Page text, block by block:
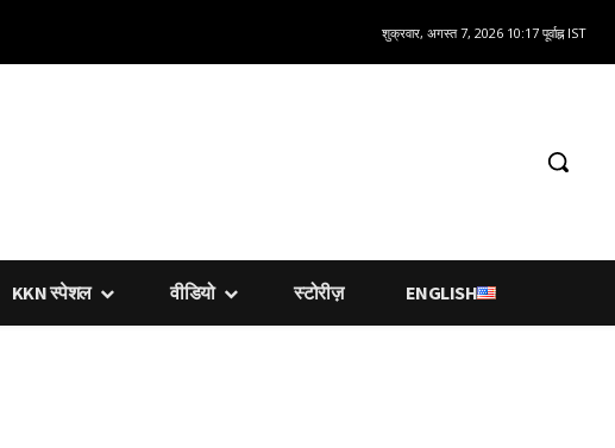
शुक्रवार, अगस्त 7, 2026 10:17 पूर्वाह्न IST
KKN स्पेशल वीडियो स्टोरीज़ ENGLISH